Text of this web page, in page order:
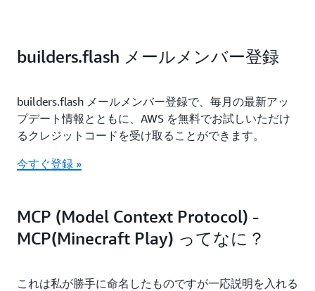
builders.flash メールメンバー登録
builders.flash メールメンバー登録で、毎月の最新アッ
プデート情報とともに、AWS を無料でお試しいただけ
るクレジットコードを受け取ることができます。
今すぐ登録 »
MCP (Model Context Protocol) -
MCP(Minecraft Play) ってなに？
これは私が勝手に命名したものですが一応説明を入れる